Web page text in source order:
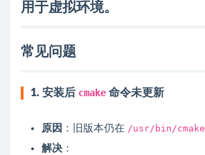
用于虚拟环境。
常见问题
1. 安装后 cmake 命令未更新
原因 ：旧版本仍在 /usr/bin/cmake
解决 ：